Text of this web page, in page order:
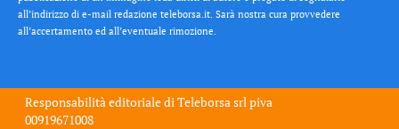
all’indirizzo di e-mail redazione teleborsa.it. Sarà nostra cura provvedere
all’accertamento ed all’eventuale rimozione.
Responsabilità editoriale diTeleborsa srlpiva
00919671008